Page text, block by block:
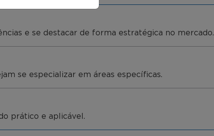
e se destacar de forma estratégica no mercado.
se especializar em áreas específicas.
prático e aplicável.